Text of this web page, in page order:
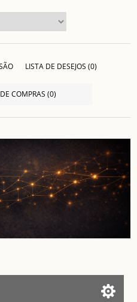
LISTA DE DESEJOS (0)
COMPRAS (0)